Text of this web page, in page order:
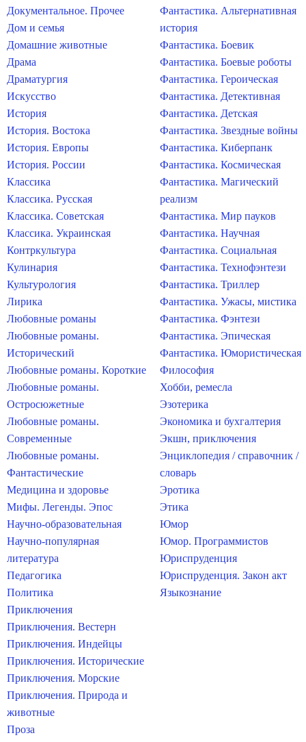
Документальное. Прочее
Дом и семья
Домашние животные
Драма
Драматургия
Искусство
История
История. Востока
История. Европы
История. России
Классика
Классика. Русская
Классика. Советская
Классика. Украинская
Контркультура
Кулинария
Культурология
Лирика
Любовные романы
Любовные романы.
Исторический
Любовные романы. Короткие
Любовные романы.
Остросюжетные
Любовные романы.
Современные
Любовные романы.
Фантастические
Медицина и здоровье
Мифы. Легенды. Эпос
Научно-образовательная
Научно-популярная
литература
Педагогика
Политика
Приключения
Приключения. Вестерн
Приключения. Индейцы
Приключения. Исторические
Приключения. Морские
Приключения. Природа и
животные
Проза
Фантастика. Альтернативная
история
Фантастика. Боевик
Фантастика. Боевые роботы
Фантастика. Героическая
Фантастика. Детективная
Фантастика. Детская
Фантастика. Звездные войны
Фантастика. Киберпанк
Фантастика. Космическая
Фантастика. Магический
реализм
Фантастика. Мир пауков
Фантастика. Научная
Фантастика. Социальная
Фантастика. Технофэнтези
Фантастика. Триллер
Фантастика. Ужасы, мистика
Фантастика. Фэнтези
Фантастика. Эпическая
Фантастика. Юмористическая
Философия
Хобби, ремесла
Эзотерика
Экономика и бухгалтерия
Экшн, приключения
Энциклопедия / справочник /
словарь
Эротика
Этика
Юмор
Юмор. Программистов
Юриспруденция
Юриспруденция. Закон акт
Языкознание